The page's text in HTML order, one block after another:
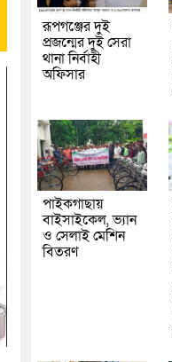
রূপগঞ্জের দুই
প্রজন্মের দুই সেরা
থানা নির্বাহী
অফিসার
পাইকগাছায়
বাইসাইকেল, ভ্যান
ও সেলাই মেশিন
বিতরণ